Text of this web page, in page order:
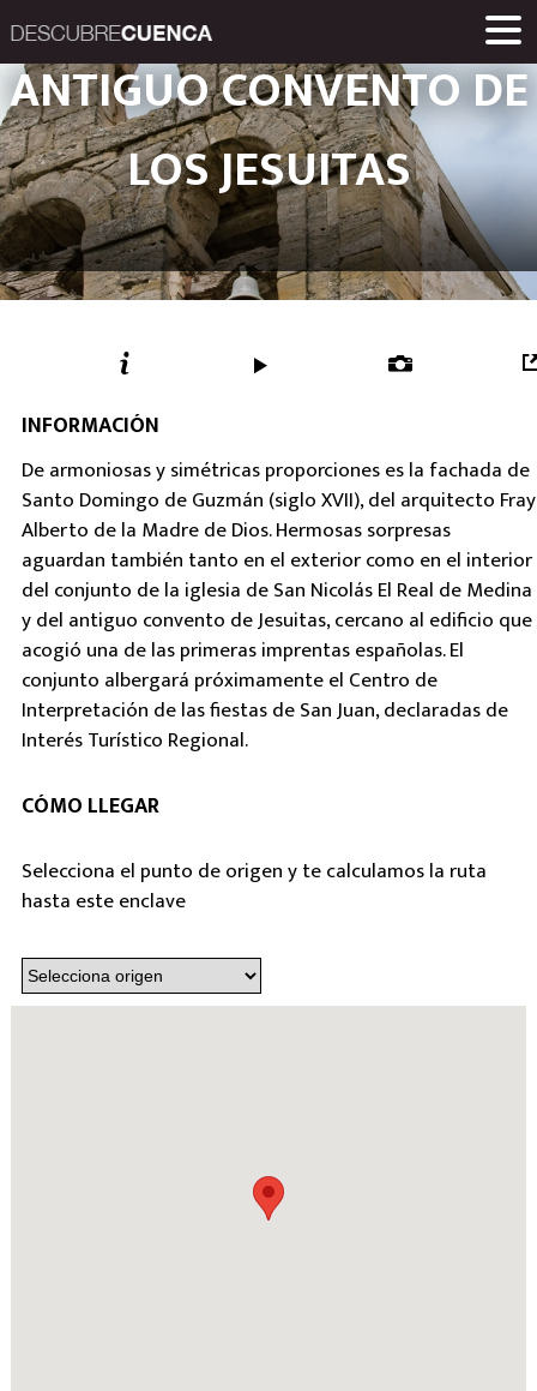
Descubre
INICIO
RUTAS
ENCLAVES Y POBLACIONES
EVENTOS
ENLACES
MUSEOS
GASTRONOMÍA
PRODUCTOS
Una iniciativa de
Diputación
ANTIGUO CONVENTO DE
LOS JESUITAS
INFORMACIÓN
De armoniosas y simétricas proporciones es la fachada de
Santo Domingo de Guzmán (siglo XVII), del arquitecto Fray
Alberto de la Madre de Dios. Hermosas sorpresas
aguardan también tanto en el exterior como en el interior
del conjunto de la iglesia de San Nicolás El Real de Medina
y del antiguo convento de Jesuitas, cercano al edificio que
acogió una de las primeras imprentas españolas. El
conjunto albergará próximamente el Centro de
Interpretación de las fiestas de San Juan, declaradas de
Interés Turístico Regional.
CÓMO LLEGAR
Selecciona el punto de origen y te calculamos la ruta
hasta este enclave